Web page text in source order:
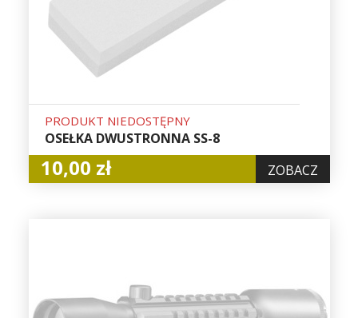
PRODUKT NIEDOSTĘPNY
OSEŁKA DWUSTRONNA SS-8
10,00 zł ZOBACZ